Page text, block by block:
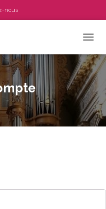
nous